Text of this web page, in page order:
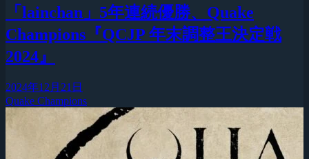
「lainchan」5年連続優勝、Quake
Champions『QCJP 年末調整王決定戦
2024』
2024年12月21日
Quake Champions